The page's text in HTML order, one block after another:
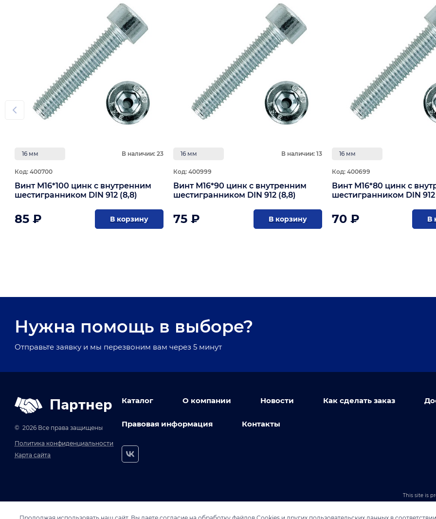
16 мм В наличии: 23
Код: 400700
Винт М16*100 цинк с внутренним
шестигранником DIN 912 (8,8)
85 ₽ В корзину
16 мм В наличии: 13
Код: 400999
Винт М16*90 цинк с внутренним
шестигранником DIN 912 (8,8)
75 ₽ В корзину
16 мм
Код: 400699
Винт М16*80 цинк с
шестигранником DIN
70 ₽ В
Нужна помощь в выборе?
Отправьте заявку и мы перезвоним вам через 5 минут
Партнер
© 2026 Все права защищены
Политика конфиденциальности
Карта сайта
Каталог О компании Новости Как сделать заказ
Правовая информация Контакты
This site is